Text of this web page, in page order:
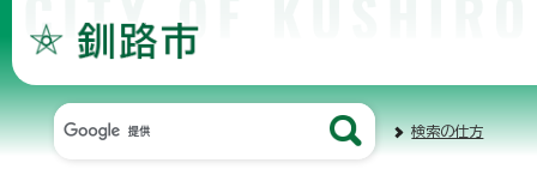
検索の仕方